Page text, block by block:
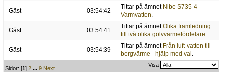
Gäst 03:54:42
Tittar på ämnet Nibe S735-4
Varmvatten.
Gäst 03:54:41
Tittar på ämnetOlika framledning
till två olika golvvärmefördelare.
Gäst 03:54:39
Tittar på ämnet Från luft-vatten till
bergvärme - hjälp med val .
Sidor: [1]2 ...9 Next
Visa